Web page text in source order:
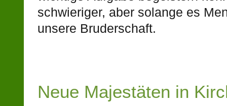
schwieriger, aber solange es
unsere Bruderschaft.
Neue Majestäten in